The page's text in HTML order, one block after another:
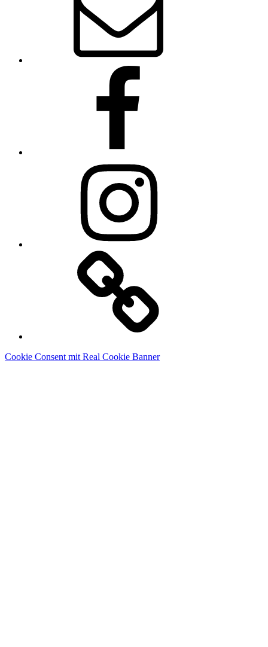
Cookie Consent mit Real Cookie Banner